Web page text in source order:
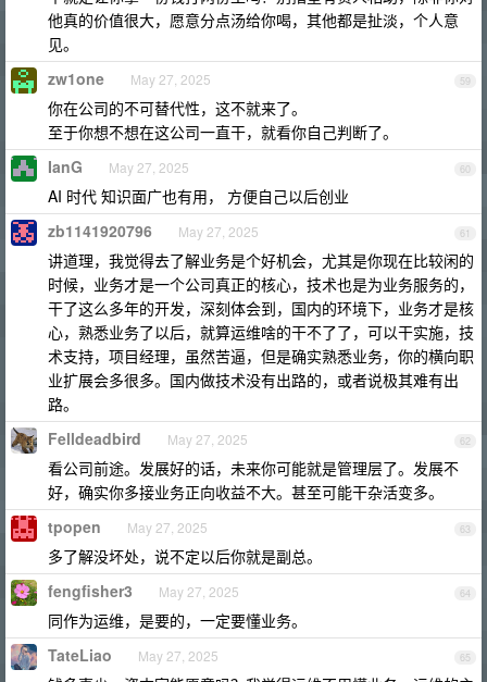
他真的价值很大，愿意分点汤给你喝，其他都是扯淡，个人意
见。
59
zw1one May 27, 2025
你在公司的不可替代性，这不就来了。
至于你想不想在这公司一直干，就看你自己判断了。
60
IanG May 27, 2025
AI 时代 知识面广也有用， 方便自己以后创业
61
zb1141920796 May 27, 2025
讲道理，我觉得去了解业务是个好机会，尤其是你现在比较闲的
时候，业务才是一个公司真正的核心，技术也是为业务服务的，
干了这么多年的开发，深刻体会到，国内的环境下，业务才是核
心，熟悉业务了以后，就算运维啥的干不了了，可以干实施，技
术支持，项目经理，虽然苦逼，但是确实熟悉业务，你的横向职
业扩展会多很多。国内做技术没有出路的，或者说极其难有出
路。
62
Felldeadbird May 27, 2025
看公司前途。发展好的话，未来你可能就是管理层了。发展不
好，确实你多接业务正向收益不大。甚至可能干杂活变多。
63
tpopen May 27, 2025
多了解没坏处，说不定以后你就是副总。
64
fengfisher3 May 27, 2025
同作为运维，是要的，一定要懂业务。
65
TateLiao May 27, 2025